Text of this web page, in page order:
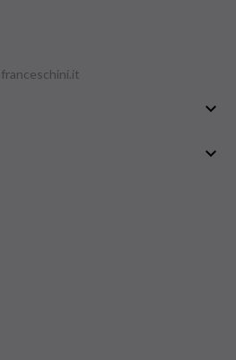

